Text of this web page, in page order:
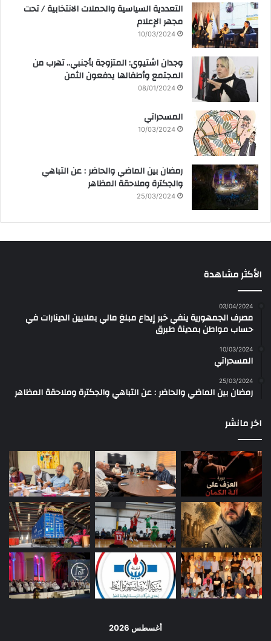
التعددية السياسية والحملات الانتخابية / تحت
مجهر الإعلام
10/03/2024
وجدان اشتيوي: المتزوجة بأجنبي.. تهرب من
المجتمع وأطفالها يدفعون الثمن
08/01/2024
المسحراتي
10/03/2024
رمضان بين الماضي والحاضر : عن التباهي
والجكترة وملاحقة المظاهر
25/03/2024
الأكثر مشاهدة
03/04/2024
مصرف الجمهورية ينفي خبر إيداع مبلغ مالي بملايين الدينارات في
حساب مواطن بمدينة طبرق
10/03/2024
المسحراتي
25/03/2024
رمضان بين الماضي والحاضر : عن التباهي والجكترة وملاحقة المظاهر
اخر مانشر
أغسطس 2026